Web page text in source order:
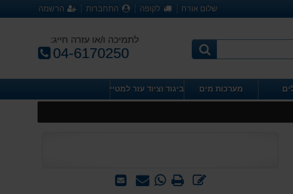
שלום אורח לקופה התחברות הרשמה
לתמיכה ו/או עזרה חייג:
טלפון:
04-6170250
מערכות מים ביגוד וציוד עזר למטייל
שלח
שאל WhatsApp
הדפס